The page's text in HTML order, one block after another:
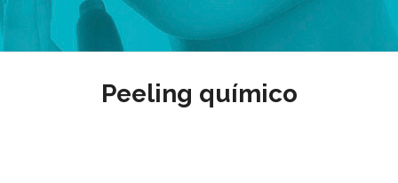
Peeling químico